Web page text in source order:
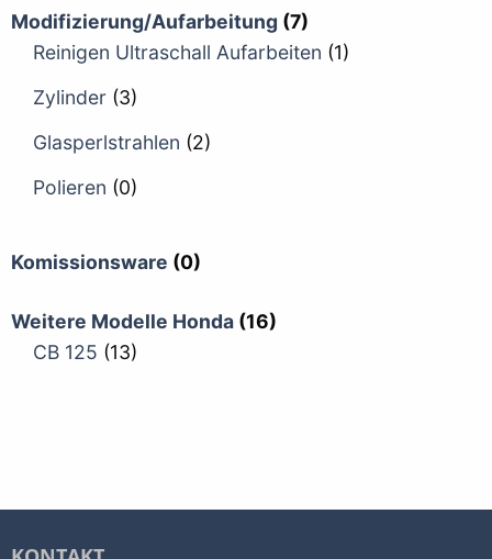
Modifizierung/Aufarbeitung (7)
Reinigen Ultraschall Aufarbeiten (1)
Zylinder (3)
Glasperlstrahlen (2)
Polieren (0)
Komissionsware (0)
Weitere Modelle Honda (16)
CB 125 (13)